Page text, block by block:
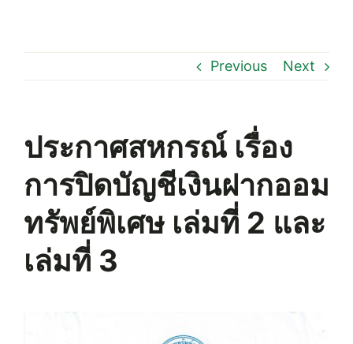
Download
Previous Next
ประกาศสหกรณ์ เรื่อง
การปิดบัญชีเงินฝากออม
ทรัพย์พิเศษ เล่มที่ 2 และ
เล่มที่ 3